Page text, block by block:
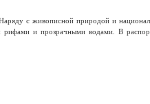
с живописной природой и
рифами и прозрачными водами. В